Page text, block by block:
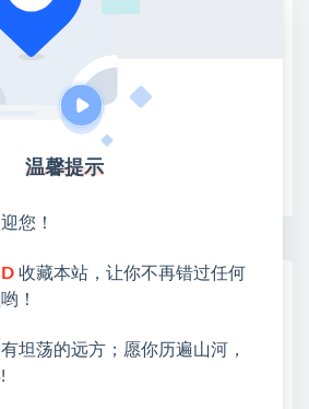
方【登录】领取
用户赠送VIP
链接
方资源站，主要面向互联网创业
富 物超所值。
温馨提示
您！
收藏本站，让你不再错过任何
！
坦荡的远方；愿你历遍山河，